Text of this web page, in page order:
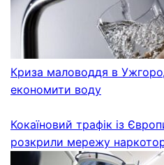
Криза маловоддя в
економити воду
Кокаїновий трафік із
розкрили мережу